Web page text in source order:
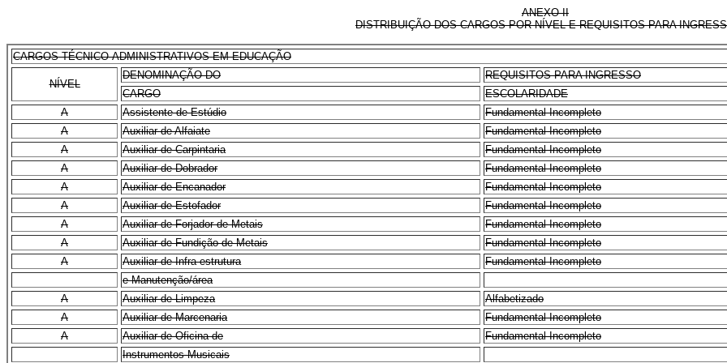
ANEXO II
DISTRIBUIÇÃO DOS CARGOS POR NÍVEL E REQUISITOS PARA
CARGOS TÉCNICO-ADMINISTRATIVOS EM EDUCAÇÃO
NÍVEL
DENOMINAÇÃO DO
REQUISITOS PARA INGRESSO
CARGO
ESCOLARIDADE
A
Assistente de Estúdio
Fundamental Incompleto
A
Auxiliar de Alfaiate
Fundamental Incompleto
A
Auxiliar de Carpintaria
Fundamental Incompleto
A
Auxiliar de Dobrador
Fundamental Incompleto
A
Auxiliar de Encanador
Fundamental Incompleto
A
Auxiliar de Estofador
Fundamental Incompleto
A
Auxiliar de Forjador de Metais
Fundamental Incompleto
A
Auxiliar de Fundição de Metais
Fundamental Incompleto
A
Auxiliar de Infra-estrutura
Fundamental Incompleto
e Manutenção/área
A
Auxiliar de Limpeza
Alfabetizado
A
Auxiliar de Marcenaria
Fundamental Incompleto
A
Auxiliar de Oficina de
Fundamental Incompleto
Instrumentos Musicais